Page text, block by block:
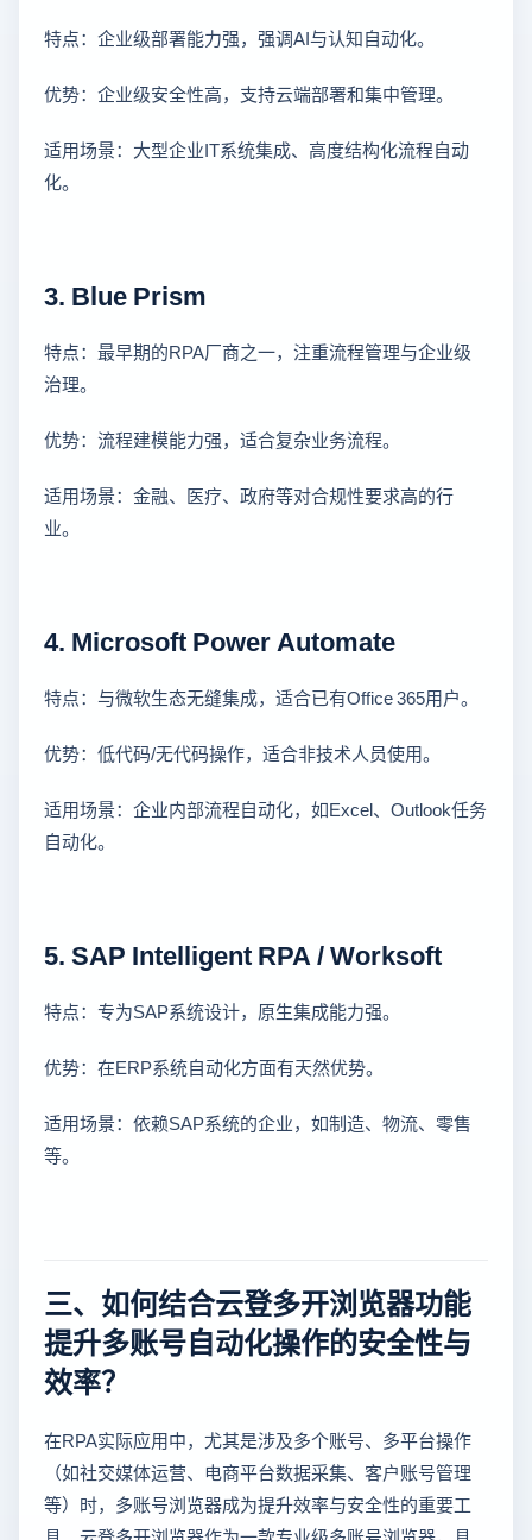
特点：企业级部署能力强，强调AI与认知自动化。
优势：企业级安全性高，支持云端部署和集中管理。
适用场景：大型企业IT系统集成、高度结构化流程自动
化。
3. Blue Prism
特点：最早期的RPA厂商之一，注重流程管理与企业级
治理。
优势：流程建模能力强，适合复杂业务流程。
适用场景：金融、医疗、政府等对合规性要求高的行
业。
4. Microsoft Power Automate
特点：与微软生态无缝集成，适合已有Office 365用户。
优势：低代码/无代码操作，适合非技术人员使用。
适用场景：企业内部流程自动化，如Excel、Outlook任务
自动化。
5. SAP Intelligent RPA / Worksoft
特点：专为SAP系统设计，原生集成能力强。
优势：在ERP系统自动化方面有天然优势。
适用场景：依赖SAP系统的企业，如制造、物流、零售
等。
三、如何结合云登多开浏览器功能
提升多账号自动化操作的安全性与
效率？
在RPA实际应用中，尤其是涉及多个账号、多平台操作
（如社交媒体运营、电商平台数据采集、客户账号管理
等）时，多账号浏览器成为提升效率与安全性的重要工